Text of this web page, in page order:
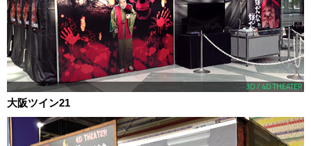
3D / 4D THEATER
大阪ツイン21